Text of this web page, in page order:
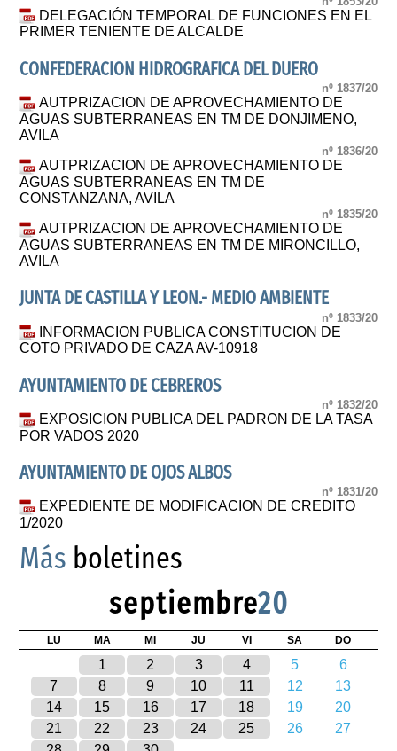
DELEGACIÓN TEMPORAL DE FUNCIONES EN EL
PRIMER TENIENTE DE ALCALDE
CONFEDERACION HIDROGRAFICA DEL DUERO
nº 1837/20
AUTPRIZACION DE APROVECHAMIENTO DE
AGUAS SUBTERRANEAS EN TM DE DONJIMENO,
AVILA
nº 1836/20
AUTPRIZACION DE APROVECHAMIENTO DE
AGUAS SUBTERRANEAS EN TM DE
CONSTANZANA, AVILA
nº 1835/20
AUTPRIZACION DE APROVECHAMIENTO DE
AGUAS SUBTERRANEAS EN TM DE MIRONCILLO,
AVILA
JUNTA DE CASTILLA Y LEON.- MEDIO AMBIENTE
nº 1833/20
INFORMACION PUBLICA CONSTITUCION DE
COTO PRIVADO DE CAZA AV-10918
AYUNTAMIENTO DE CEBREROS
nº 1832/20
EXPOSICION PUBLICA DEL PADRON DE LA TASA
POR VADOS 2020
AYUNTAMIENTO DE OJOS ALBOS
nº 1831/20
EXPEDIENTE DE MODIFICACION DE CREDITO
1/2020
Más boletines
septiembre20
LU MA MI JU VI SA DO
1 2 3 4 5
6
7
8 9 10 11 12
13
14
15 16 17 18 19
20
21
22 23 24 25 26
27